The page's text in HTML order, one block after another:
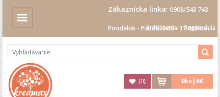
Zákaznícka linka: 0908/543 743
Pondelok - Piatok: 9.00 - 17.00 hod.
Prihlásenie|Registrácia
(0) 0ks| 0€